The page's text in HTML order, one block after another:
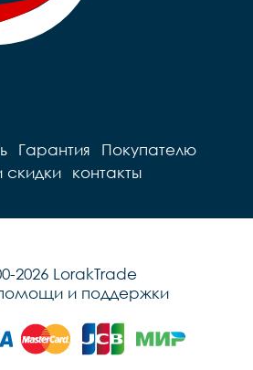
Гарантия
Покупателю
скидки контакты
2026 LorakTrade
и поддержки